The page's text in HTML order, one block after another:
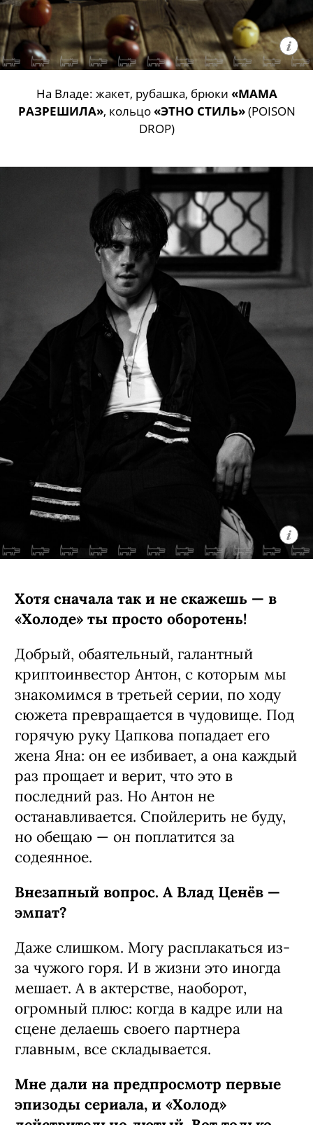
На Владе: жакет, рубашка, брюки «МАМА
РАЗРЕШИЛА», кольцо«ЭТНО СТИЛЬ»(POISON
DROP)
Хотя сначала так и не скажешь — в
«Холоде» ты просто оборотень!
Добрый, обаятельный, галантный
криптоинвестор Антон, с которым мы
знакомимся в третьей серии, по ходу
сюжета превращается в чудовище. Под
горячую руку Цапкова попадает его
жена Яна: он ее избивает, а она каждый
раз прощает и верит, что это в
последний раз. Но Антон не
останавливается. Спойлерить не буду,
но обещаю — он поплатится за
содеянное.
Внезапный вопрос. А Влад Ценёв —
эмпат?
Даже слишком. Могу расплакаться из-
за чужого горя. И в жизни это иногда
мешает. А в актерстве, наоборот,
огромный плюс: когда в кадре или на
сцене делаешь своего партнера
главным, все складывается.
Мне дали на предпросмотр первые
эпизоды сериала, и «Холод»